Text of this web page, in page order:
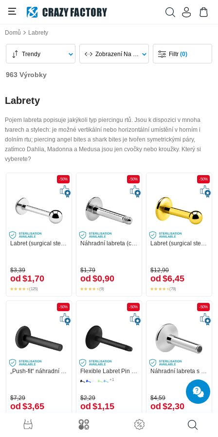
Domů Labrety
Trendy Zobrazení Na Stránku Filtr(0)
963 Výrobky
Labrety
Pojem labreta popisuje jakýkoli typ piercingu rtů. Jsou k dispozici v mnoha
tvarech a stylech: je možné vertikální nebo horizontální umístění v horním i
dolním rtu; piercing angel bites a shark bites je tvořen symetrickými páry,
zatímco Dahlia, Madonna a Medusa jsou jen cvočky nebo kroužky. Který si
vyberete?
-50%
Labret (surgical steel, silver, shiny finish)
$3,39
od $1,70
(125)
-50%
Náhradní labreta (chirurgická ocel, stříbrná, lesklý povrch)
$1,79
od $0,90
(9)
-50%
Labret (surgical steel, gold, shiny finish) s Kuličkou
$12,90
od $6,45
(79)
-50%
$7,29
od $3,65
-50%
+1
$2,29
od $1,15
-50%
$4,59
od $2,30